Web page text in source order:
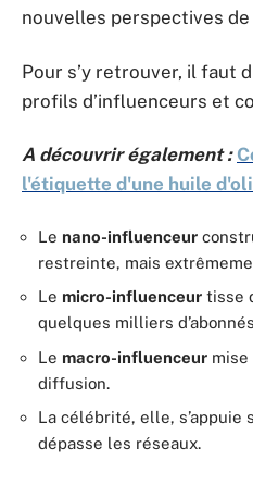
nouvelles perspectives de
Pour s’y retrouver, il faut
profils d’influenceurs et
A découvrir également :
l'étiquette d'une huile
Le nano-influenceur
restreinte, mais
Le micro-influenceur tisse
quelques milliers
Le macro-influenceur mise
diffusion.
La célébrité, elle, s’appuie
dépasse les réseaux.